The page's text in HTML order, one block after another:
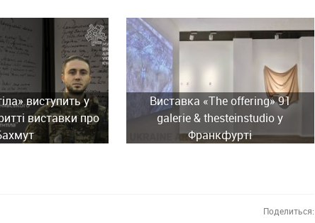
виступить у
виставки про
Виставка «The offering» 91
galerie & thesteinstudio у
Франкфурті
Поделиться: